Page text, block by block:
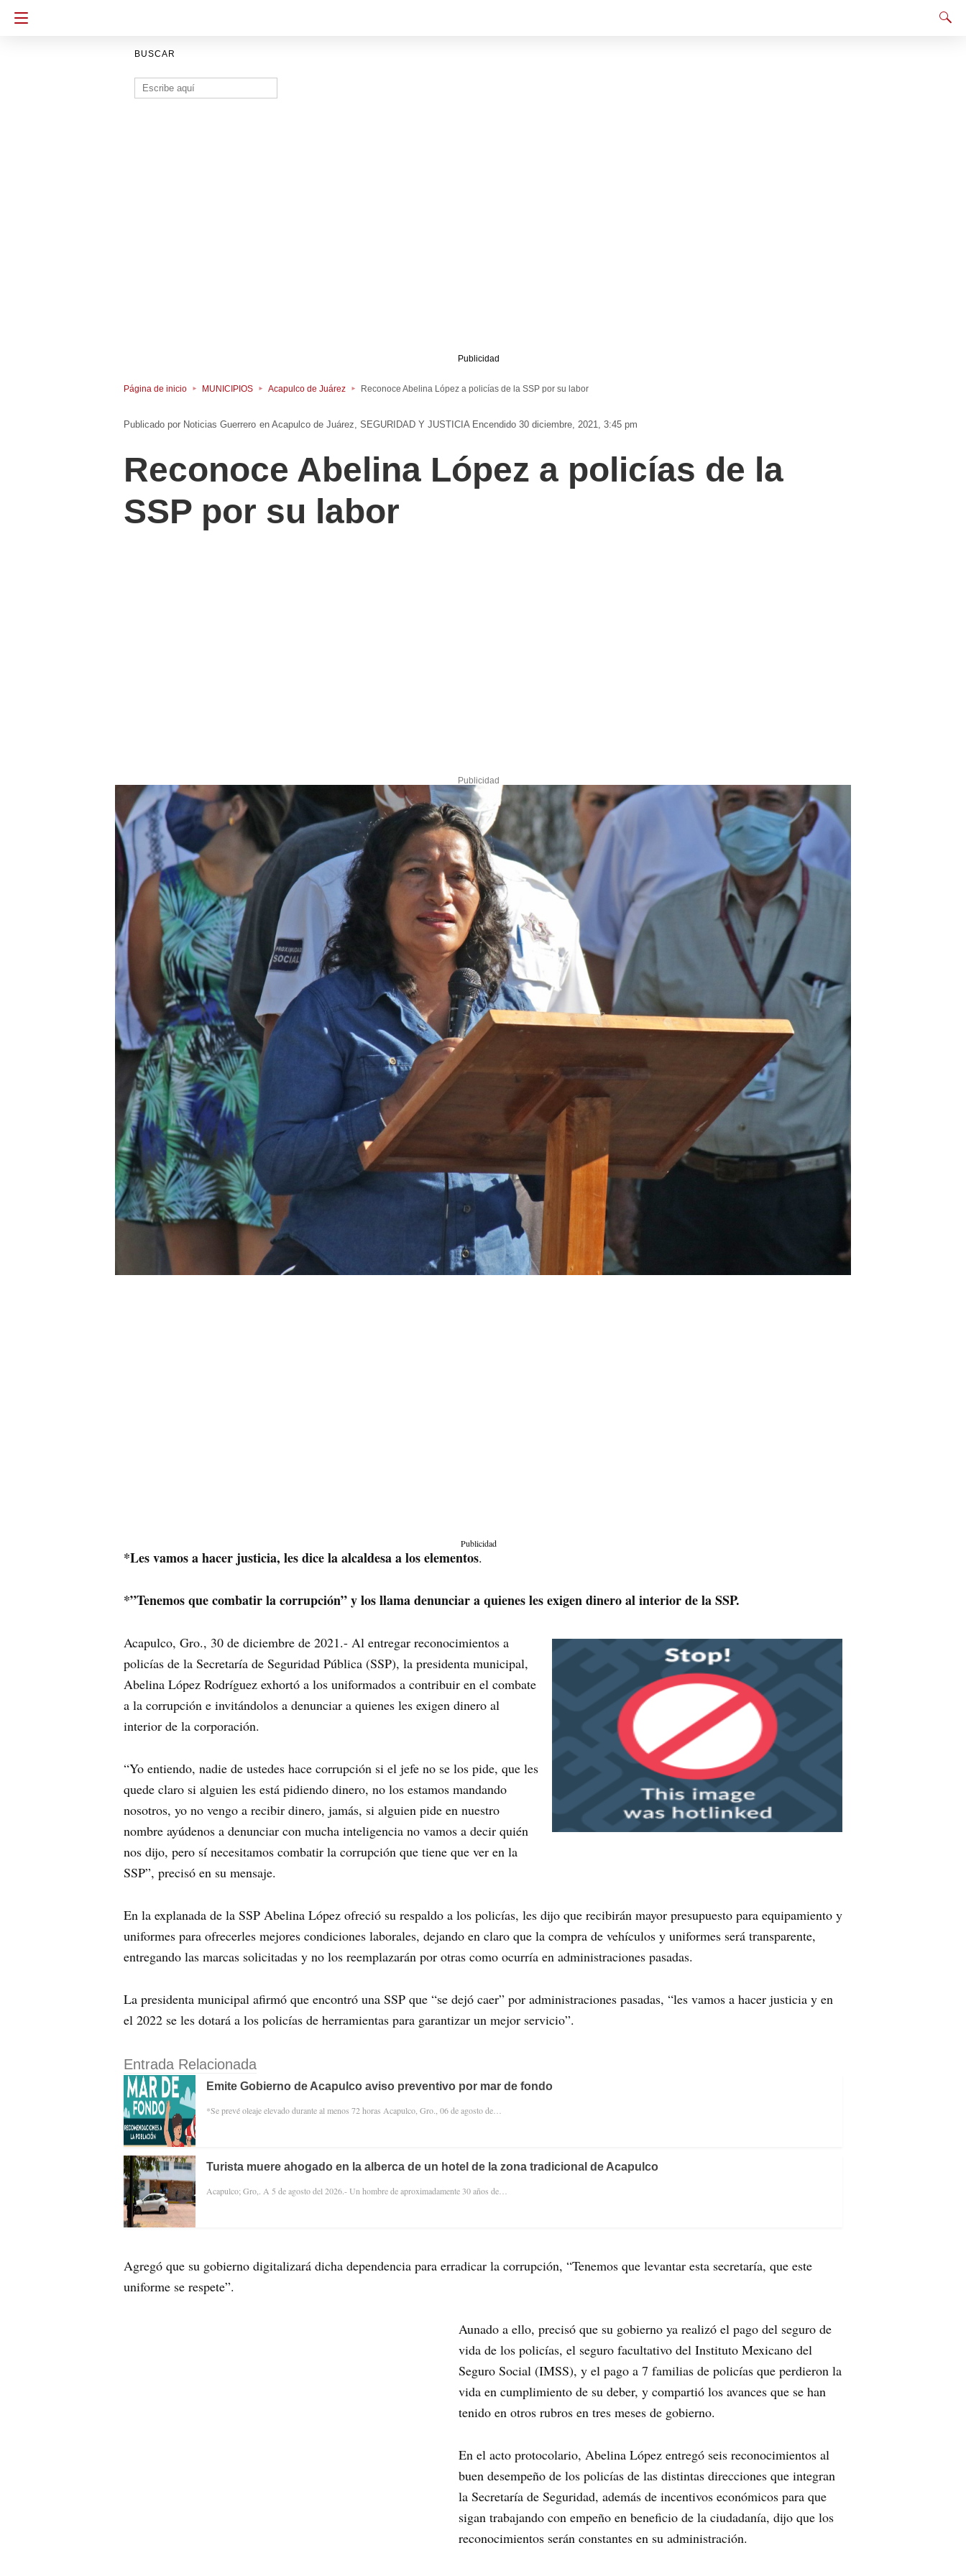
BUSCAR
Buscar:
Publicidad
Página de inicio MUNICIPIOS Acapulco de Juárez Reconoce Abelina López a policías de la SSP por su labor
Noticias Guerrero en Acapulco de Juárez SEGURIDAD Y JUSTICIA Encendido 30 diciembre, 2021, 3:45 pm
Reconoce Abelina López a policías de la
SSP por su labor
Publicidad
Publicidad
*Les vamos a hacer justicia, les dice la alcaldesa a los elementos.
*”Tenemos que combatir la corrupción” y los llama denunciar a quienes les exigen dinero al interior de la SSP.
Acapulco, Gro., 30 de diciembre de 2021.- Al entregar reconocimientos a
policías de la Secretaría de Seguridad Pública (SSP), la presidenta municipal,
Abelina López Rodríguez exhortó a los uniformados a contribuir en el combate
a la corrupción e invitándolos a denunciar a quienes les exigen dinero al
interior de la corporación.
“Yo entiendo, nadie de ustedes hace corrupción si el jefe no se los pide, que les
quede claro si alguien les está pidiendo dinero, no los estamos mandando
nosotros, yo no vengo a recibir dinero, jamás, si alguien pide en nuestro
nombre ayúdenos a denunciar con mucha inteligencia no vamos a decir quién
nos dijo, pero sí necesitamos combatir la corrupción que tiene que ver en la
SSP”, precisó en su mensaje.
En la explanada de la SSP Abelina López ofreció su respaldo a los policías, les dijo que recibirán mayor presupuesto para equipamiento y
uniformes para ofrecerles mejores condiciones laborales, dejando en claro que la compra de vehículos y uniformes será transparente,
entregando las marcas solicitadas y no los reemplazarán por otras como ocurría en administraciones pasadas.
La presidenta municipal afirmó que encontró una SSP que “se dejó caer” por administraciones pasadas, “les vamos a hacer justicia y en
el 2022 se les dotará a los policías de herramientas para garantizar un mejor servicio”.
Entrada Relacionada
Emite Gobierno de Acapulco aviso preventivo por mar de fondo
*Se prevé oleaje elevado durante al menos 72 horas Acapulco, Gro., 06 de agosto de…
Turista muere ahogado en la alberca de un hotel de la zona tradicional de Acapulco
Acapulco; Gro,. A 5 de agosto del 2026.- Un hombre de aproximadamente 30 años de…
Agregó que su gobierno digitalizará dicha dependencia para erradicar la corrupción, “Tenemos que levantar esta secretaría, que este
uniforme se respete”.
Aunado a ello, precisó que su gobierno ya realizó el pago del seguro de
vida de los policías, el seguro facultativo del Instituto Mexicano del
Seguro Social (IMSS), y el pago a 7 familias de policías que perdieron la
vida en cumplimiento de su deber, y compartió los avances que se han
tenido en otros rubros en tres meses de gobierno.
En el acto protocolario, Abelina López entregó seis reconocimientos al
buen desempeño de los policías de las distintas direcciones que integran
la Secretaría de Seguridad, además de incentivos económicos para que
sigan trabajando con empeño en beneficio de la ciudadanía, dijo que los
reconocimientos serán constantes en su administración.